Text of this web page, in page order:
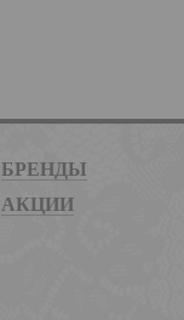
БРЕНДЫ
АКЦИИ